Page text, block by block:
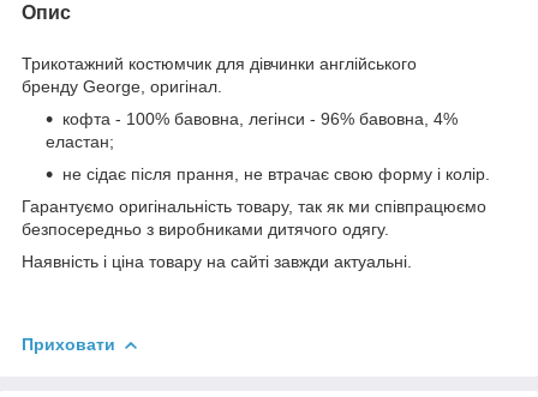
Опис
Трикотажний костюмчик для дівчинки англійського
бренду George , оригінал.
кофта - 100% бавовна, легінси - 96% бавовна, 4%
еластан;
не сідає після прання, не втрачає свою форму і колір.
Гарантуємо оригінальність товару, так як ми співпрацюємо
безпосередньо з виробниками дитячого одягу.
Наявність і ціна товару на сайті завжди актуальні.
Приховати